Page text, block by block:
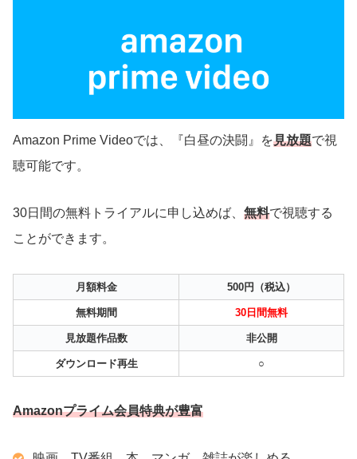
Amazon Prime Videoでは、『白昼の決闘』を見放題で視
聴可能です。
30日間の無料トライアルに申し込めば、 無料で視聴する
ことができます。
月額料金 500円（税込）
無料期間 30日間無料
見放題作品数 非公開
ダウンロード再生 ○
Amazonプライム会員特典が豊富